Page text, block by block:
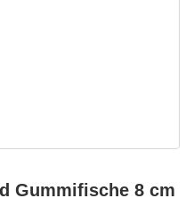
Gummifische 8 cm